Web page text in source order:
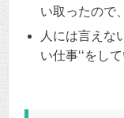
い取ったので
人には言えな
い仕事‘‘をし